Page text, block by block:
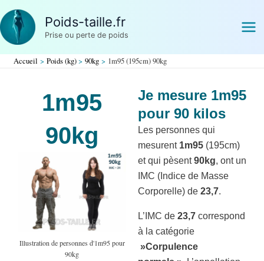
Aller
au
contenu
Poids-taille.fr
Prise ou perte de poids
Accueil Poids (kg) 90kg 1m95 (195cm) 90kg
1m95
90kg
Illustration de personnes d'1m95 pour
90kg
Je mesure 1m95
pour 90 kilos
Les personnes qui
mesurent 1m95 (195cm)
et qui pèsent90kg, ont un
IMC (Indice de Masse
Corporelle) de 23,7.
L’IMC de 23,7 correspond
à la catégorie
»Corpulence